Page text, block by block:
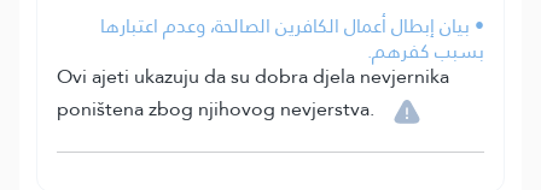
• بيان إبطال أعمال الكافرين الصالحة، وعدم اعتبارها
بسبب كفرهم.
Ovi ajeti ukazuju da su dobra djela nevjernika
poništena zbog njihovog nevjerstva.